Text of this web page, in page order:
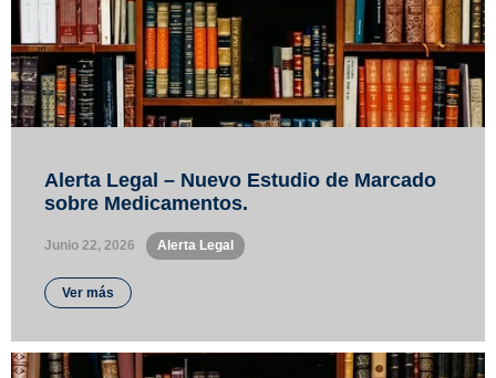
Alerta Legal – Nuevo Estudio de Marcado
sobre Medicamentos.
Junio 22, 2026 Alerta Legal
Ver más